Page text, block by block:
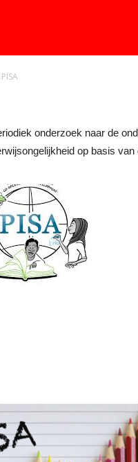
PISA
onderzoek naar de
op basis van